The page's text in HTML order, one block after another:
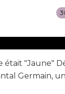
était "Jaune"
Germain,